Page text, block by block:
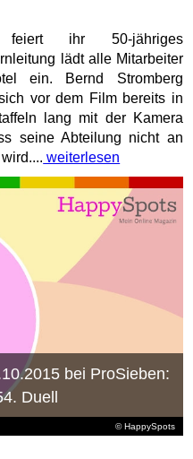
feiert ihr 50-jähriges
lädt alle Mitarbeiter
ein. Bernd Stromberg
vor dem Film bereits in
lang mit der Kamera
seine Abteilung nicht an
weiterlesen
© HappySpots
bei ProSieben:
Duell